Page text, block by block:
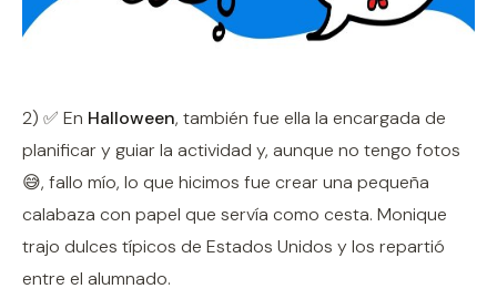
2) ✅ En Halloween, también fue ella la encargada de
planificar y guiar la actividad y, aunque no tengo fotos
😅, fallo mío, lo que hicimos fue crear una pequeña
calabaza con papel que servía como cesta. Monique
trajo dulces típicos de Estados Unidos y los repartió
entre el alumnado.